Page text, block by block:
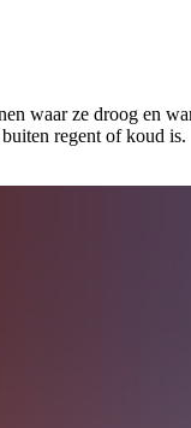
waar ze droog en
regent of koud is.